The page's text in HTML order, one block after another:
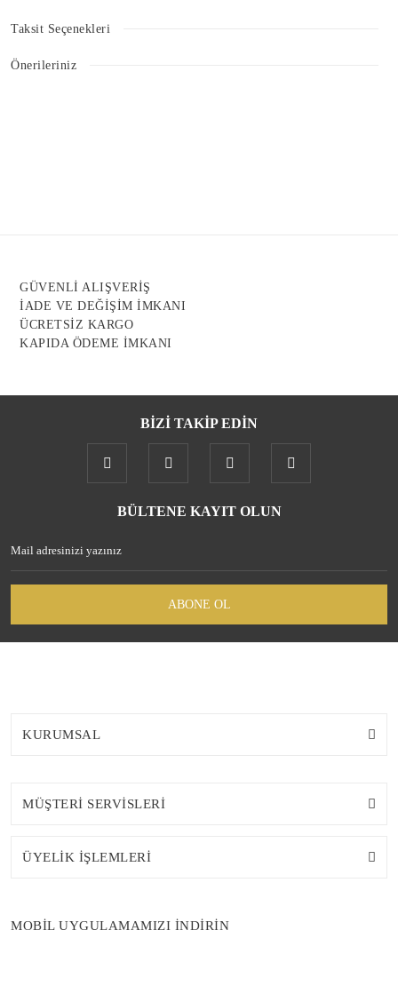
Taksit Seçenekleri
Önerileriniz
Bu ürüne benzer farklı alternatifler olmalı.
Gönder
GÜVENLİ ALIŞVERİŞ
İADE VE DEĞİŞİM İMKANI
ÜCRETSİZ KARGO
KAPIDA ÖDEME İMKANI
BİZİ TAKİP EDİN
BÜLTENE KAYIT OLUN
ABONE OL
KURUMSAL
MÜŞTERİ SERVİSLERİ
ÜYELİK İŞLEMLERİ
MOBİL UYGULAMAMIZI İNDİRİN